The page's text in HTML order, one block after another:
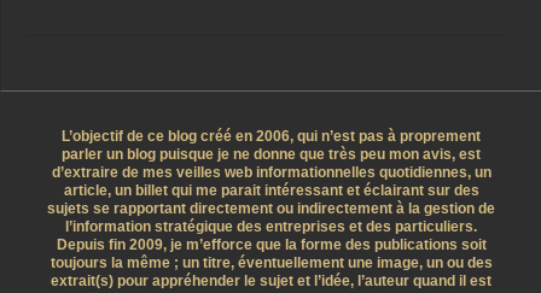
L’objectif de ce blog créé en 2006, qui n’est pas à proprement
parler un blog puisque je ne donne que très peu mon avis, est
d’extraire de mes veilles web informationnelles quotidiennes, un
article, un billet qui me parait intéressant et éclairant sur des
sujets se rapportant directement ou indirectement à la gestion de
l’information stratégique des entreprises et des particuliers.
Depuis fin 2009, je m’efforce que la forme des publications soit
toujours la même ; un titre, éventuellement une image, un ou des
extrait(s) pour appréhender le sujet et l’idée, l’auteur quand il est